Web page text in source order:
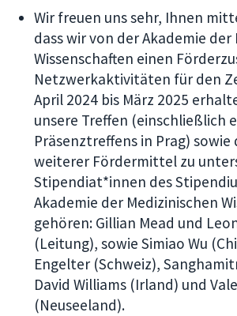
Wir freuen uns sehr, Ihnen
dass wir von der Akademie der
Wissenschaften einen
Netzwerkaktivitäten für den
April 2024 bis März 2025
unsere Treffen (einschließlich
Präsenztreffens in Prag) sowie
weiterer Fördermittel zu
Stipendiat*innen des
Akademie der Medizinischen
gehören: Gillian Mead und
(Leitung), sowie Simiao Wu
Engelter (Schweiz),
David Williams (Irland) und
(Neuseeland).